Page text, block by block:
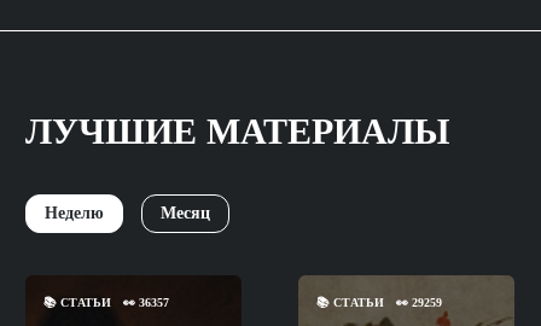
ЛУЧШИЕ МАТЕРИАЛЫ
Неделю Месяц
📚 СТАТЬИ 👀 36357 📚СТАТЬИ 👀29259